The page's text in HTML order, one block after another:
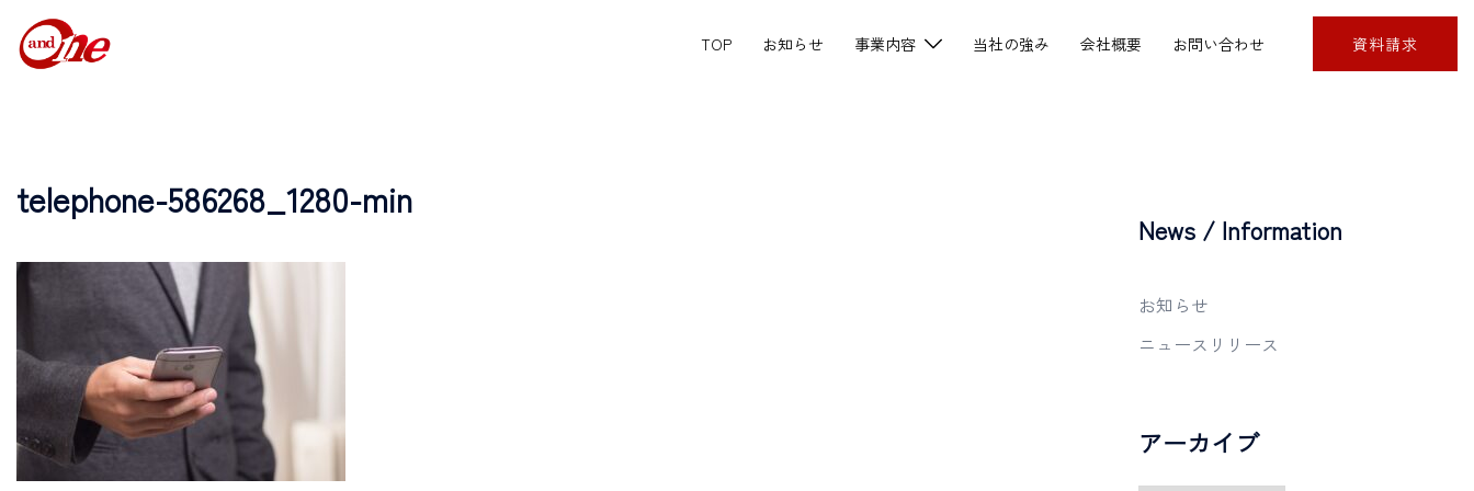
TOP お知らせ 事業内容 当社の強み 会社概要 お問い合わせ 資料請求
telephone-586268_1280-min
News / Information
お知らせ
ニュースリリース
アーカイブ